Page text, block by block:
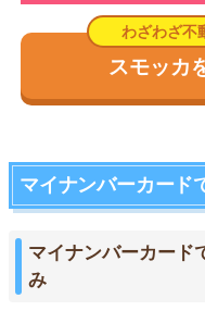
スモッカ
マイナンバーカード
マイナンバーカード
み